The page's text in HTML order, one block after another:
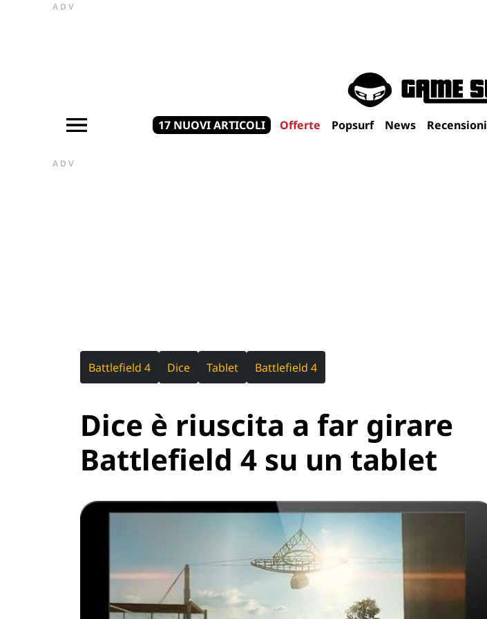
ADV
17 NUOVI ARTICOLI Offerte Popsurf News Recensioni
ADV
Battlefield 4 Dice Tablet Battlefield 4
Dice è riuscita a far girare
Battlefield 4 su un tablet